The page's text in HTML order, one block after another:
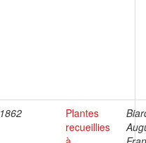
1862
Plantes
recueillies